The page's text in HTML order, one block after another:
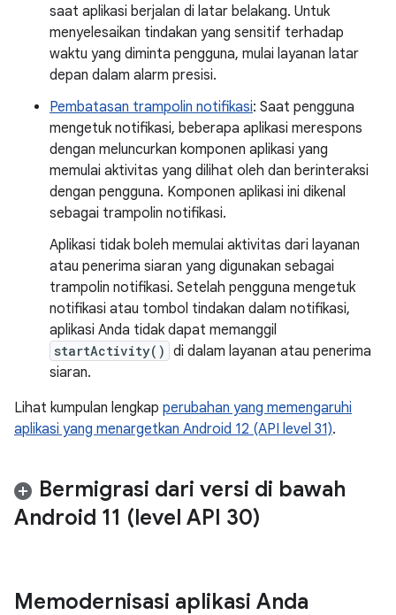
saat aplikasi berjalan di latar belakang. Untuk
menyelesaikan tindakan yang sensitif terhadap
waktu yang diminta pengguna, mulai layanan latar
depan dalam alarm presisi.
Pembatasan trampolin notifikasi: Saat pengguna
mengetuk notifikasi, beberapa aplikasi merespons
dengan meluncurkan komponen aplikasi yang
memulai aktivitas yang dilihat oleh dan berinteraksi
dengan pengguna. Komponen aplikasi ini dikenal
sebagai trampolin notifikasi.
Aplikasi tidak boleh memulai aktivitas dari layanan
atau penerima siaran yang digunakan sebagai
trampolin notifikasi. Setelah pengguna mengetuk
notifikasi atau tombol tindakan dalam notifikasi,
aplikasi Anda tidak dapat memanggil
startActivity() di dalam layanan atau penerima
siaran.
Lihat kumpulan lengkap perubahan yang memengaruhi
aplikasi yang menargetkan Android 12 (API level 31).
Bermigrasi dari versi di bawah
Android 11 (level API 30)
Memodernisasi aplikasi Anda